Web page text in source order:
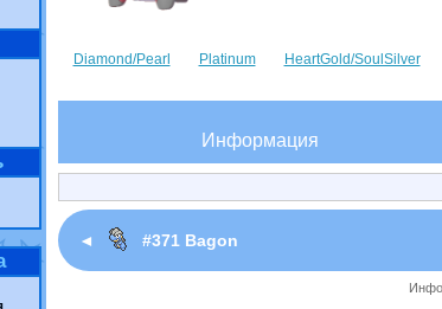
Diamond/Pearl Platinum HeartGold/SoulSilver
Информация
◄ #371 Bagon